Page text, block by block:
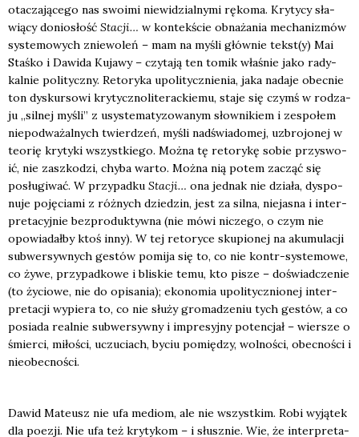
ota­cza­ją­ce­go nas swo­imi nie­wi­dzial­ny­mi ręko­ma. Kry­ty­cy sła­
wią­cy donio­słość Sta­cji… w kon­tek­ście obna­ża­nia mecha­ni­zmów
sys­te­mo­wych znie­wo­leń – mam na myśli głów­nie tekst(y) Mai
Staś­ko i Dawi­da Kuja­wy – czy­ta­ją ten tomik wła­śnie jako rady­
kal­nie poli­tycz­ny. Reto­ry­ka upo­li­tycz­nie­nia, jaka nada­je obec­nie
ton dys­kur­so­wi kry­tycz­no­li­te­rac­kie­mu, sta­je się czymś w rodza­
ju „sil­nej myśli” z usys­te­ma­ty­zo­wa­nym słow­ni­kiem i zespo­łem
nie­pod­wa­żal­nych twier­dzeń, myśli nad­świa­do­mej, uzbro­jo­nej w
teo­rię kry­ty­ki wszyst­kie­go. Moż­na tę reto­ry­kę sobie przy­swo­
ić, nie zaszko­dzi, chy­ba war­to. Moż­na nią potem zacząć się
posłu­gi­wać. W przy­pad­ku Sta­cji… ona jed­nak nie dzia­ła, dys­po­
nu­je poję­cia­mi z róż­nych dzie­dzin, jest za sil­na, nie­ja­sna i inter­
pre­ta­cyj­nie bez­pro­duk­tyw­na (nie mówi nicze­go, o czym nie
opo­wia­dał­by ktoś inny). W tej reto­ry­ce sku­pio­nej na aku­mu­la­cji
sub­wer­syw­nych gestów pomi­ja się to, co nie kontr-sys­te­mo­we,
co żywe, przy­pad­ko­we i bli­skie temu, kto pisze – doświad­cze­nie
(to życio­we, nie do opi­sa­nia); eko­no­mia upo­li­tycz­nio­nej inter­
pre­ta­cji wypie­ra to, co nie słu­ży gro­ma­dze­niu tych gestów, a co
posia­da real­nie sub­wer­syw­ny i impre­syj­ny poten­cjał – wier­sze o
śmier­ci, miło­ści, uczu­ciach, byciu pomię­dzy, wol­no­ści, obec­no­ści i
nie­obec­no­ści.
Dawid Mate­usz nie ufa mediom, ale nie wszyst­kim. Robi wyją­tek
dla poezji. Nie ufa też kry­ty­kom – i słusz­nie. Wie, że inter­pre­ta­